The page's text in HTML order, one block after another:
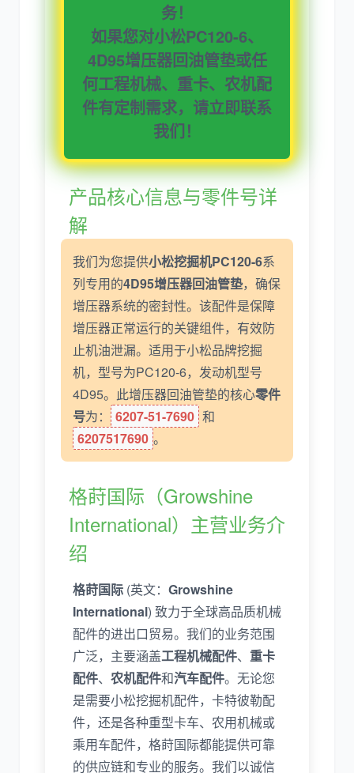
约翰迪尔
山猫 上柴
潍柴 川崎
务！
如果您对小松PC120-6、
4D95增压器回油管垫或任
何工程机械、重卡、农机配
件有定制需求，请立即联系
我们！
产品核心信息与零件号详
解
我们为您提供小松挖掘机PC120-6系
列专用的4D95增压器回油管垫，确保
增压器系统的密封性。该配件是保障
增压器正常运行的关键组件，有效防
止机油泄漏。适用于小松品牌挖掘
机，型号为PC120-6，发动机型号
4D95。此增压器回油管垫的核心零件
号为： 6207-51-7690 和
6207517690 。
格莳国际（Growshine
International）主营业务介
绍
格莳国际 (英文： Growshine
International) 致力于全球高品质机械
配件的进出口贸易。我们的业务范围
广泛，主要涵盖工程机械配件、 重卡
配件、 农机配件和汽车配件。无论您
是需要小松挖掘机配件，卡特彼勒配
件，还是各种重型卡车、农用机械或
乘用车配件，格莳国际都能提供可靠
的供应链和专业的服务。我们以诚信